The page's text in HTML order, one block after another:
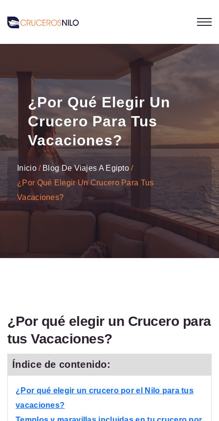
¿Por Qué Elegir Un
Crucero Para Tus
Vacaciones?
Inicio
Blog De Viajes A Egipto
¿Por Qué Elegir Un Crucero Para Tus
Vacaciones?
¿Por qué elegir un Crucero para
tus Vacaciones?
Índice de contenido:
¿Por qué elegir un crucero por el Nilo para tus
vacaciones?